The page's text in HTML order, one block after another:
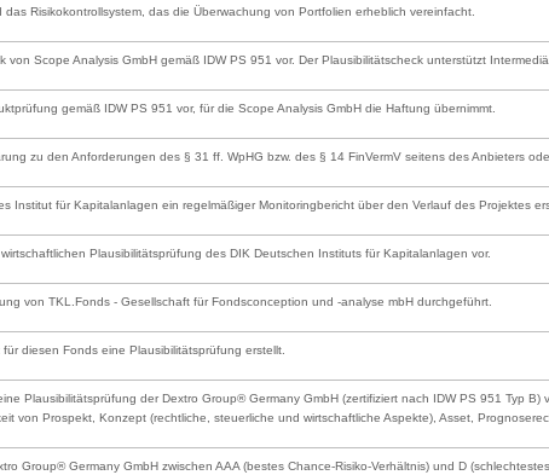
Risikokontrollsystem, das die Überwachung von Portfolien erheblich vereinfacht.
Scope Analysis GmbH gemäß IDW PS 951 vor. Der Plausibilitätscheck unterstützt
gemäß IDW PS 951 vor, für die Scope Analysis GmbH die Haftung übernimmt.
zu den Anforderungen des § 31 ff. WpHG bzw. des § 14 FinVermV seitens des Anbieters
Institut für Kapitalanlagen ein regelmäßiger Monitoringbericht über den Verlauf des Projektes
Plausibilitätsprüfung des DIK Deutschen Instituts für Kapitalanlagen vor.
von TKL.Fonds - Gesellschaft für Fondsconception und -analyse mbH durchgeführt.
diesen Fonds eine Plausibilitätsprüfung erstellt.
Plausibilitätsprüfung der Dextro Group® Germany GmbH (zertifiziert nach IDW PS 951 Typ B)
von Prospekt, Konzept (rechtliche, steuerliche und wirtschaftliche Aspekte), Asset,
Group® Germany GmbH zwischen AAA (bestes Chance-Risiko-Verhältnis) und D